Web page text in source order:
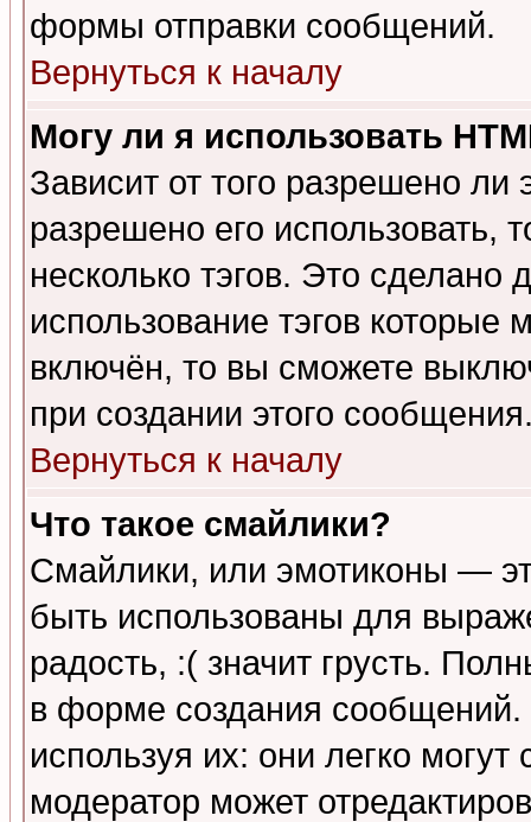
формы отправки сообщений.
Вернуться к началу
Могу ли я использовать
Зависит от того разрешено
разрешено его использовать,
несколько тэгов. Это сделано
использование тэгов
включён, то вы сможете
при создании этого
Вернуться к началу
Что такое смайлики?
Смайлики, или эмотиконы —
быть использованы для
радость, :( значит грусть.
в форме создания сообщений.
используя их: они легко
модератор может